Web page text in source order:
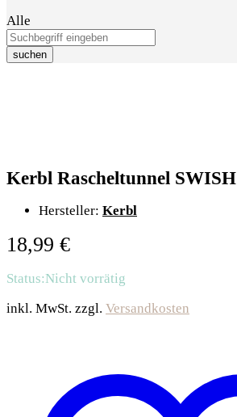
Alle
suchen
Kerbl Rascheltunnel SWISH
Hersteller: Kerbl
18,99 €
Status:Nicht vorrätig
inkl. MwSt. zzgl. Versandkosten